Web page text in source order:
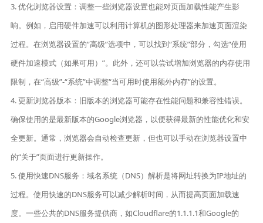
3. 优化浏览器设置：调整一些浏览器设置也能对页面加载性能产生影
响。例如，启用硬件加速可以利用计算机的图形处理器来加速页面渲染
过程。在浏览器设置的“高级”选项中，可以找到“系统”部分，勾选“使用
硬件加速模式（如果可用）”。此外，还可以尝试增加浏览器的内存使用
限制，在“高级”-“系统”中调整“当可用时使用额外内存”的设置。
4. 更新浏览器版本：旧版本的浏览器可能存在性能问题和兼容性错误。
确保使用的是最新版本的Google浏览器，以便获得最新的性能优化和安
全更新。通常，浏览器会自动检查更新，但也可以手动在浏览器设置中
的“关于”页面进行更新操作。
5. 使用快速DNS服务：域名系统（DNS）解析是将网址转换为IP地址的
过程。使用快速的DNS服务可以减少解析时间，从而提高页面加载速
度。一些公共的DNS服务提供商，如Cloudflare的1.1.1.1和Google的